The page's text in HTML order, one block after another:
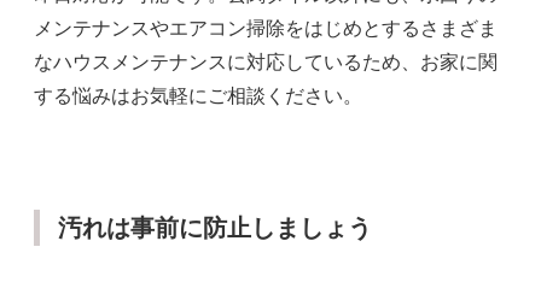
メンテナンスやエアコン掃除をはじめとするさまざま
なハウスメンテナンスに対応しているため、お家に関
する悩みはお気軽にご相談ください。
汚れは事前に防止しましょう